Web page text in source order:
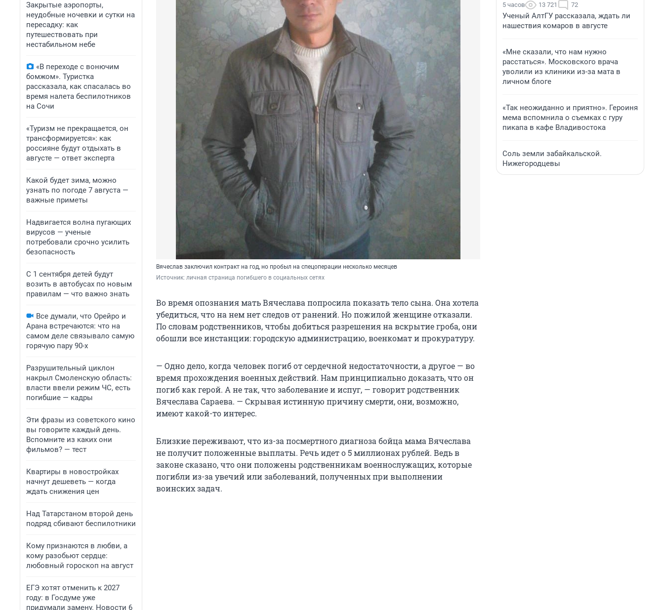
Закрытые аэропорты,
неудобные ночевки и сутки на
пересадку: как
путешествовать при
нестабильном небе
«В переходе с вонючим
бомжом». Туристка
рассказала, как спасалась во
время налета беспилотников
на Сочи
«Туризм не прекращается, он
трансформируется»: как
россияне будут отдыхать в
августе — ответ эксперта
Какой будет зима, можно
узнать по погоде 7 августа —
важные приметы
Надвигается волна пугающих
вирусов — ученые
потребовали срочно усилить
безопасность
С 1 сентября детей будут
возить в автобусах по новым
правилам — что важно знать
Все думали, что Орейро и
Арана встречаются: что на
самом деле связывало самую
горячую пару 90-х
Разрушительный циклон
накрыл Смоленскую область:
власти ввели режим ЧС, есть
погибшие — кадры
Эти фразы из советского кино
вы говорите каждый день.
Вспомните из каких они
фильмов? — тест
Квартиры в новостройках
начнут дешеветь — когда
ждать снижения цен
Над Татарстаном второй день
подряд сбивают беспилотники
Кому признаются в любви, а
кому разобьют сердце:
любовный гороскоп на август
ЕГЭ хотят отменить к 2027
году: в Госдуме уже
придумали замену. Новости 6
Вячеслав заключил контракт на год, но пробыл на спецоперации несколько месяцев
Источник: личная страница погибшего в социальных сетях
Во время опознания мать Вячеслава попросила показать тело сына. Она хотела
убедиться, что на нем нет следов от ранений. Но пожилой женщине отказали.
По словам родственников, чтобы добиться разрешения на вскрытие гроба, они
обошли все инстанции: городскую администрацию, военкомат и прокуратуру.
— Одно дело, когда человек погиб от сердечной недостаточности, а другое — во
время прохождения военных действий. Нам принципиально доказать, что он
погиб как герой. А не так, что заболевание и испуг, — говорит родственник
Вячеслава Сараева. — Скрывая истинную причину смерти, они, возможно,
имеют какой-то интерес.
Близкие переживают, что из-за посмертного диагноза бойца мама Вячеслава
не получит положенные выплаты. Речь идет о 5 миллионах рублей. Ведь в
законе сказано, что они положены родственникам военнослужащих, которые
погибли из-за увечий или заболеваний, полученных при выполнении
воинских задач.
5 часов 13 721 72
Ученый АлтГУ рассказала, ждать ли
нашествия комаров в августе
«Мне сказали, что нам нужно
расстаться». Московского врача
уволили из клиники из-за мата в
личном блоге
«Так неожиданно и приятно». Героиня
мема вспомнила о съемках с гуру
пикапа в кафе Владивостока
Соль земли забайкальской.
Нижегородцевы